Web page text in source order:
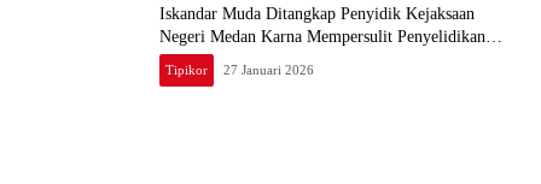
Iskandar Muda Ditangkap Penyidik Kejaksaan
Negeri Medan Karna Mempersulit Penyelidikan
Perkara Tipikor
Tipikor 27 Januari 2026